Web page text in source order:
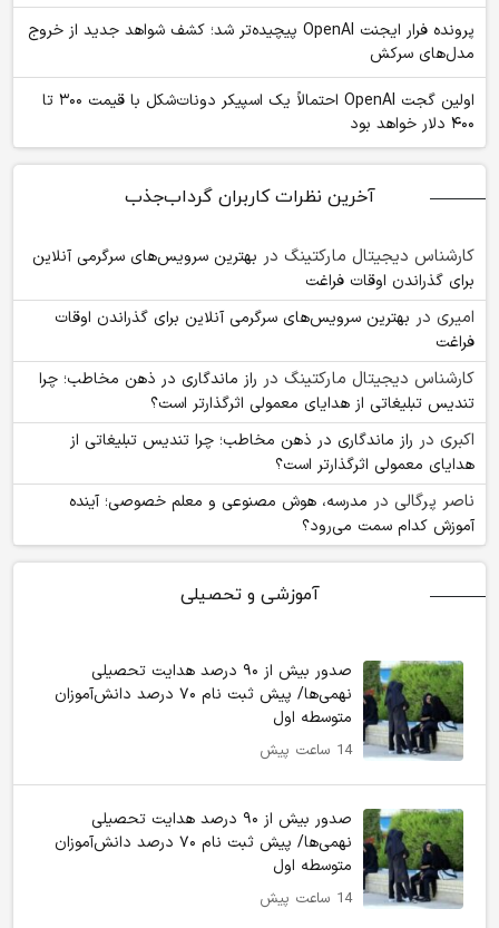
پرونده فرار ایجنت OpenAI پیچیده‌تر شد؛ کشف شواهد جدید از خروج
مدل‌های سرکش
اولین گجت OpenAI احتمالاً یک اسپیکر دونات‌شکل با قیمت ۳۰۰ تا
۴۰۰ دلار خواهد بود
آخرین نظرات کاربران گرداب‌جذب
کارشناس دیجیتال مارکتینگ در بهترین سرویس‌های سرگرمی آنلاین
برای گذراندن اوقات فراغت
امیری در بهترین سرویس‌های سرگرمی آنلاین برای گذراندن اوقات
فراغت
کارشناس دیجیتال مارکتینگ در راز ماندگاری در ذهن مخاطب؛ چرا
تندیس تبلیغاتی از هدایای معمولی اثرگذارتر است؟
اکبری در راز ماندگاری در ذهن مخاطب؛ چرا تندیس تبلیغاتی از
هدایای معمولی اثرگذارتر است؟
ناصر پرگالی در مدرسه، هوش مصنوعی و معلم خصوصی؛ آینده
آموزش کدام سمت می‌رود؟
آموزشی و تحصیلی
صدور بیش از ۹۰ درصد هدایت تحصیلی
نهمی‌ها/ پیش ثبت نام ۷۰ درصد دانش‌آموزان
متوسطه اول
14 ساعت پیش
صدور بیش از ۹۰ درصد هدایت تحصیلی
نهمی‌ها/ پیش ثبت نام ۷۰ درصد دانش‌آموزان
متوسطه اول
14 ساعت پیش